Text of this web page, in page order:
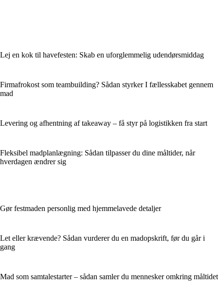
Lej en kok til havefesten: Skab en uforglemmelig udendørsmiddag
Firmafrokost som teambuilding? Sådan styrker I fællesskabet gennem
mad
Levering og afhentning af takeaway – få styr på logistikken fra start
Fleksibel madplanlægning: Sådan tilpasser du dine måltider, når
hverdagen ændrer sig
Gør festmaden personlig med hjemmelavede detaljer
Let eller krævende? Sådan vurderer du en madopskrift, før du går i
gang
Mad som samtalestarter – sådan samler du mennesker omkring måltidet